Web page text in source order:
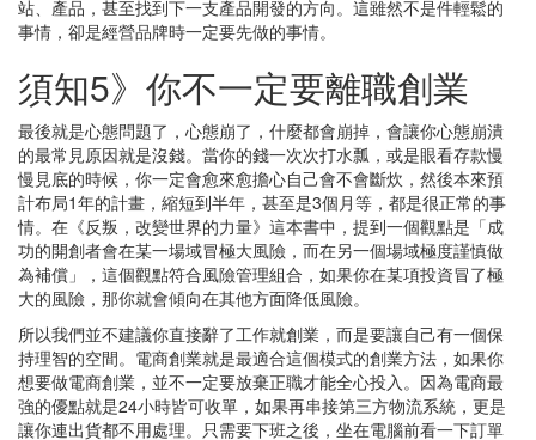
站、產品，甚至找到下一支產品開發的方向。這雖然不是件輕鬆的
事情，卻是經營品牌時一定要先做的事情。
須知5》你不一定要離職創業
最後就是心態問題了，心態崩了，什麼都會崩掉，會讓你心態崩潰
的最常見原因就是沒錢。當你的錢一次次打水瓢，或是眼看存款慢
慢見底的時候，你一定會愈來愈擔心自己會不會斷炊，然後本來預
計布局1年的計畫，縮短到半年，甚至是3個月等，都是很正常的事
情。在《反叛，改變世界的力量》這本書中，提到一個觀點是「成
功的開創者會在某一場域冒極大風險，而在另一個場域極度謹慎做
為補償」，這個觀點符合風險管理組合，如果你在某項投資冒了極
大的風險，那你就會傾向在其他方面降低風險。
所以我們並不建議你直接辭了工作就創業，而是要讓自己有一個保
持理智的空間。電商創業就是最適合這個模式的創業方法，如果你
想要做電商創業，並不一定要放棄正職才能全心投入。因為電商最
強的優點就是24小時皆可收單，如果再串接第三方物流系統，更是
讓你連出貨都不用處理。只需要下班之後，坐在電腦前看一下訂單